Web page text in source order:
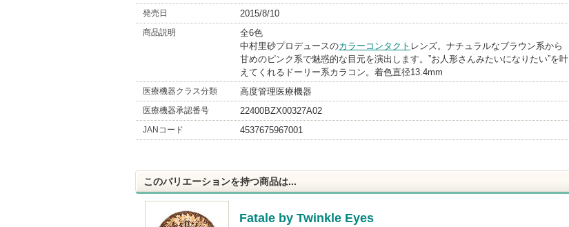
発売日 2015/8/10
商品説明
全6色
中村里砂プロデュースのカラーコンタクト レンズ。ナチュラルなブラウン系から
甘めのピンク系で魅惑的な目元を演出します。”お人形さんみたいになりたい”を叶
えてくれるドーリー系カラコン。着色直径13.4mm
医療機器クラス分類 高度管理医療機器
医療機器承認番号 22400BZX00327A02
JANコード 4537675967001
このバリエーションを持つ商品は...
Fatale by Twinkle Eyes